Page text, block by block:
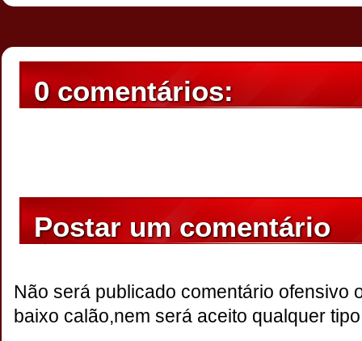
0 comentários:
Postar um comentário
Não será publicado comentário ofensivo
baixo calão,nem será aceito qualquer